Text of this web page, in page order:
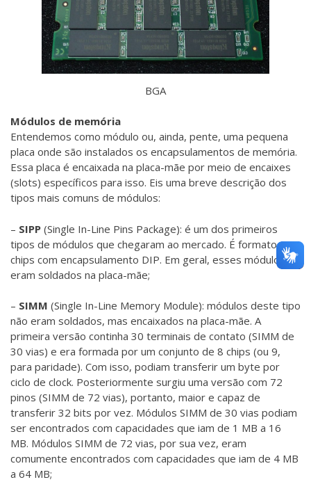
BGA
Módulos de memória
Entendemos como módulo ou, ainda, pente, uma pequena
placa onde são instalados os encapsulamentos de memória.
Essa placa é encaixada na placa-mãe por meio de encaixes
(slots) específicos para isso. Eis uma breve descrição dos
tipos mais comuns de módulos:
– SIPP (Single In-Line Pins Package): é um dos primeiros
tipos de módulos que chegaram ao mercado. É formato por
chips com encapsulamento DIP. Em geral, esses módulos
eram soldados na placa-mãe;
– SIMM (Single In-Line Memory Module): módulos deste tipo
não eram soldados, mas encaixados na placa-mãe. A
primeira versão continha 30 terminais de contato (SIMM de
30 vias) e era formada por um conjunto de 8 chips (ou 9,
para paridade). Com isso, podiam transferir um byte por
ciclo de clock. Posteriormente surgiu uma versão com 72
pinos (SIMM de 72 vias), portanto, maior e capaz de
transferir 32 bits por vez. Módulos SIMM de 30 vias podiam
ser encontrados com capacidades que iam de 1 MB a 16
MB. Módulos SIMM de 72 vias, por sua vez, eram
comumente encontrados com capacidades que iam de 4 MB
a 64 MB;